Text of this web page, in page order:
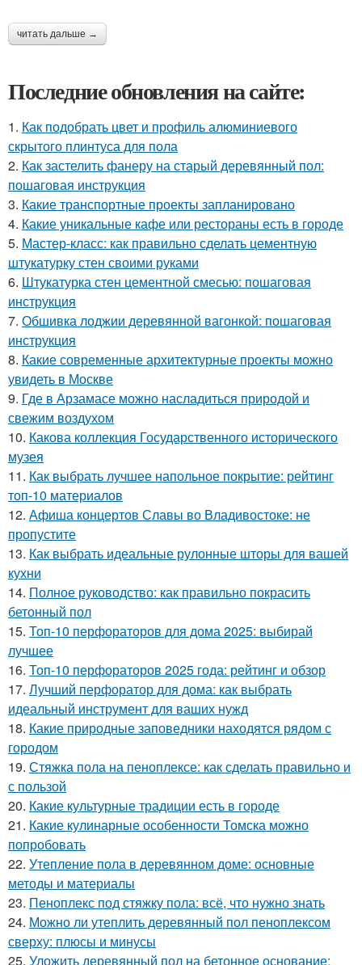
читать дальше →
Последние обновления на сайте:
1. Как подобрать цвет и профиль алюминиевого
скрытого плинтуса для пола
2. Как застелить фанеру на старый деревянный пол:
пошаговая инструкция
3. Какие транспортные проекты запланировано
4. Какие уникальные кафе или рестораны есть в городе
5. Мастер-класс: как правильно сделать цементную
штукатурку стен своими руками
6. Штукатурка стен цементной смесью: пошаговая
инструкция
7. Обшивка лоджии деревянной вагонкой: пошаговая
инструкция
8. Какие современные архитектурные проекты можно
увидеть в Москве
9. Где в Арзамасе можно насладиться природой и
свежим воздухом
10. Какова коллекция Государственного исторического
музея
11. Как выбрать лучшее напольное покрытие: рейтинг
топ-10 материалов
12. Афиша концертов Славы во Владивостоке: не
пропустите
13. Как выбрать идеальные рулонные шторы для вашей
кухни
14. Полное руководство: как правильно покрасить
бетонный пол
15. Топ-10 перфораторов для дома 2025: выбирай
лучшее
16. Топ-10 перфораторов 2025 года: рейтинг и обзор
17. Лучший перфоратор для дома: как выбрать
идеальный инструмент для ваших нужд
18. Какие природные заповедники находятся рядом с
городом
19. Стяжка пола на пеноплексе: как сделать правильно и
с пользой
20. Какие культурные традиции есть в городе
21. Какие кулинарные особенности Томска можно
попробовать
22. Утепление пола в деревянном доме: основные
методы и материалы
23. Пеноплекс под стяжку пола: всё, что нужно знать
24. Можно ли утеплить деревянный пол пеноплексом
сверху: плюсы и минусы
25. Уложить деревянный пол на бетонное основание: